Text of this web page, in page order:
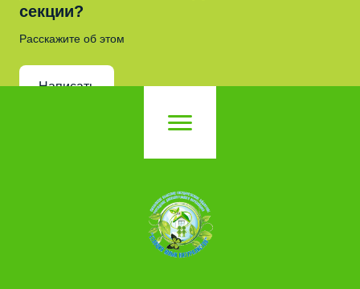
секции?
Расскажите об этом
Написать